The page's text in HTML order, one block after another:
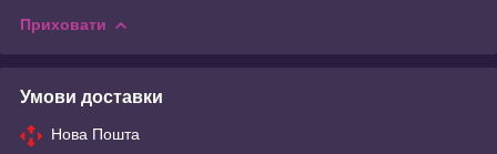
Приховати
Умови доставки
Нова Пошта